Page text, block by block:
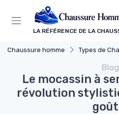
LA RÉFÉRENCE DE LA
Chaussure homme Types de
Blog
Le mocassin à
révolution
Panneau de gestion des cookies